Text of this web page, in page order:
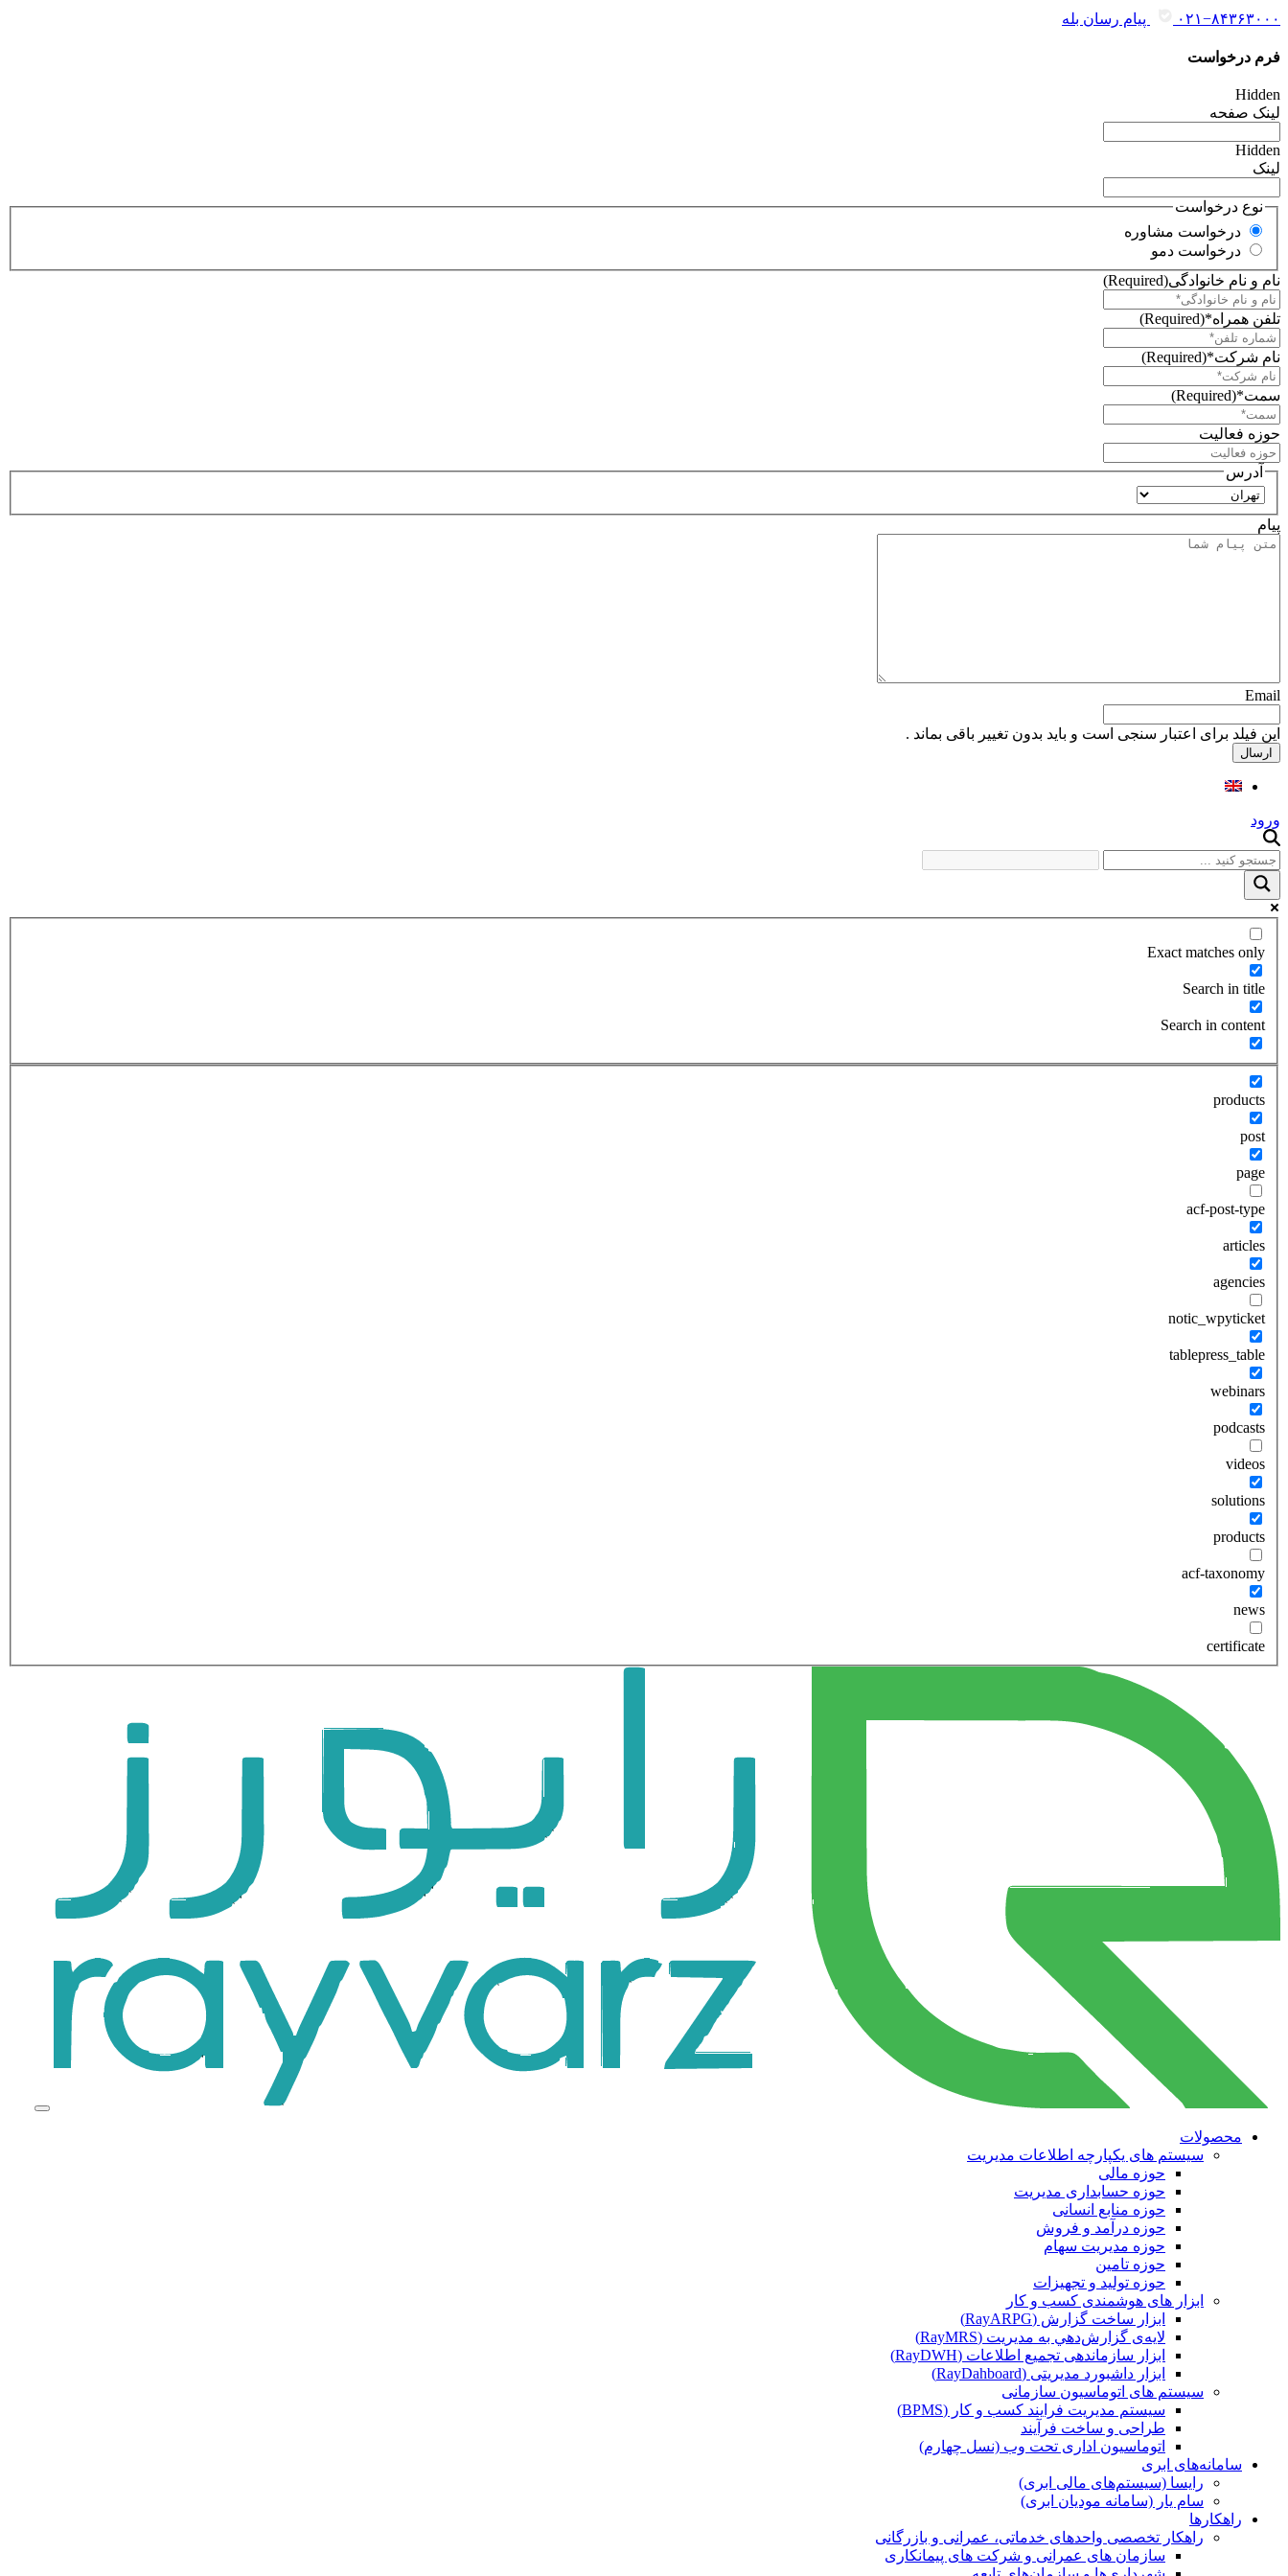
۰۲۱−۸۴۳۶۳۰۰۰ پیام رسان بله
فرم درخواست
Hidden
لینک صفحه
Hidden
لینک
نوع درخواست
درخواست مشاوره
درخواست دمو
نام و نام خانوادگی(Required)
تلفن همراه*(Required)
نام شرکت*(Required)
سمت*(Required)
حوزه فعالیت
آدرس
استان
پیام
Email
این فیلد برای اعتبار سنجی است و باید بدون تغییر باقی بماند .
ورود
Exact matches only
Search in title
Search in content
products
post
page
acf-post-type
articles
agencies
notic_wpyticket
tablepress_table
webinars
podcasts
videos
solutions
products
acf-taxonomy
news
certificate
محصولات
سیستم های یکپارچه اطلاعات مدیریت
حوزه مالی
حوزه حسابداری مدیریت
حوزه منابع انسانی
حوزه درآمد و فروش
حوزه مدیریت سهام
حوزه تامین
حوزه تولید و تجهیزات
ابزار های هوشمندی کسب و کار
ابزار ساخت گزارش (RayARPG)
لایه‌ی گزارش‌دهي به مديريت (RayMRS)
ابزار سازماندهی تجمیع اطلاعات (RayDWH)
ابزار داشبورد مدیریتی (RayDahboard)
سیستم های اتوماسیون سازمانی
سیستم مدیریت فرایند کسب و کار (BPMS)
طراحی و ساخت فرآیند
اتوماسیون اداری تحت وب (نسل چهارم)
سامانه‌های ابری
رایسا (سیستم‌های مالی ابری)
سام یار (سامانه مودیان ابری)
راهکارها
راهکار تخصصی واحدهای خدماتی، عمرانی و بازرگانی
سازمان های عمرانی و شرکت های پیمانکاری